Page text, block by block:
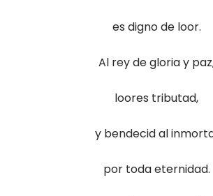
es digno de loor.
Al rey de gloria y
loores tributad,
y bendecid al
por toda eternidad.